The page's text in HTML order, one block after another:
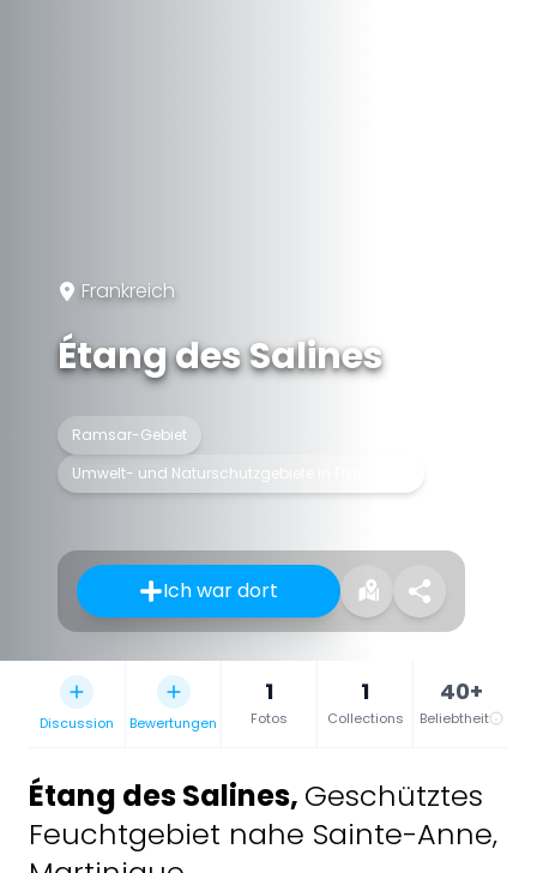
Frankreich
Étang des Salines
Ramsar-Gebiet
Umwelt- und Naturschutzgebiete in Frankreich
Ich war dort
Discussion Bewertungen
1
Fotos
1
Collections
40+
Beliebtheit
Étang des Salines, Geschütztes
Feuchtgebiet nahe Sainte-Anne,